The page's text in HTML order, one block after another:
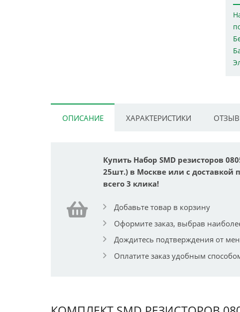
ОПИСАНИЕ ХАРАКТЕРИСТИКИ
Купить Набор SMD резисторов
25шт.) в Москве или с доставкой
всего 3 клика!
Добавьте товар в корзину
Оформите заказ, выбрав
Дождитесь подтверждения от
Оплатите заказ удобным